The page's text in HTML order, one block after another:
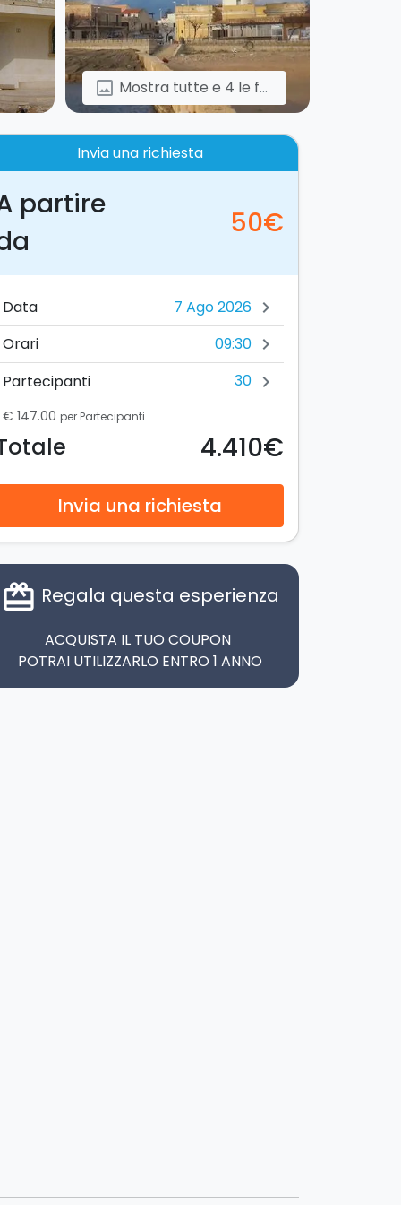
image Mostra tutte e 4 le foto
Invia una richiesta
partire
50€
Data chevron_right
Orari 09:30 chevron_right
Partecipanti 30 chevron_right
€ 147.00 per Partecipanti
4.410€
Invia una richiesta
card_giftcard Regala questa esperienza
ACQUISTA IL TUO COUPON
POTRAI UTILIZZARLO ENTRO 1 ANNO